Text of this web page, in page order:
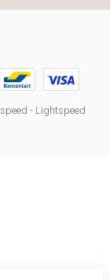
- Lightspeed